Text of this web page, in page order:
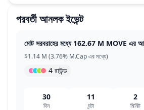
পরবর্তী আনলক ইভেন্ট
মোট সরবরাহের মধ্যে 162.67 M MOVE এর
$1.14 M (3.76% M.Cap এর মধ্যে)
4 রাউন্ড
30
দিন
11
ঘন্টা
2
মিনিট